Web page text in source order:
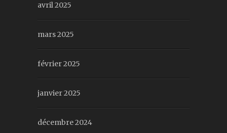
avril 2025
mars 2025
février 2025
janvier 2025
décembre 2024